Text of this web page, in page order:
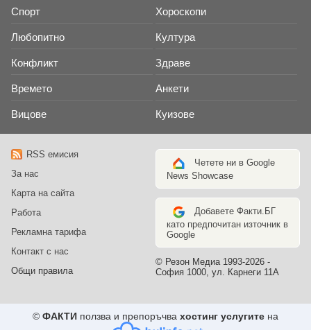
Спорт Хороскопи
Любопитно Култура
Конфликт Здраве
Времето Анкети
Вицове Куизове
RSS емисия
За нас
Карта на сайта
Работа
Рекламна тарифа
Контакт с нас
Общи правила
Четете ни в Google
News Showcase
Добавете Факти.БГ
като предпочитан източник в
Google
© Резон Медиа 1993-2026 -
София 1000, ул. Карнеги 11А
© ФАКТИ ползва и препоръчва хостинг услугите на